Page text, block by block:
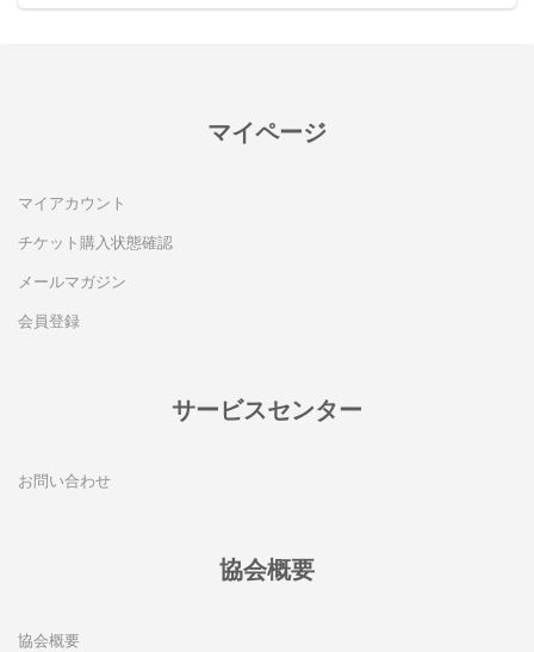
マイページ
マイアカウント
チケット購入状態確認
メールマガジン
会員登録
サービスセンター
お問い合わせ
協会概要
協会概要